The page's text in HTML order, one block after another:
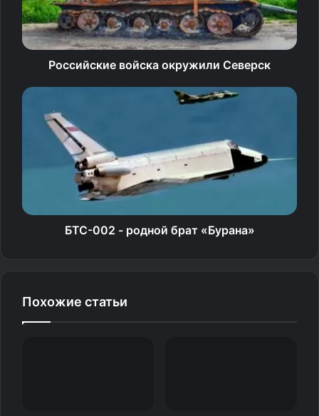
«Работаем каждый день: либо днём, либо ночью. В
основном они летят ночью, потому что видимость
ухудшается… Нам дают точные координаты, и мы с
расчётом выдвигаемся на точку пролёта», —
рассказывает военнослужащий с позывным «Артист».
Бойцы действуют слаженно, проявляя находчивость в
сложных условиях. «Если туман сильный, уже сложнее
работать. Мы работаем на звук, корректирует нас
старший оператор, и наводчик работает по
назначенной цели», — делится наводчик с позывным
другого на любой позиции. Это обеспечивает высокую
эффективность и успешное выполнение боевых задач.
Российские войска окружили Северск
БТС-002 - родной брат «Бурана»
Похожие статьи